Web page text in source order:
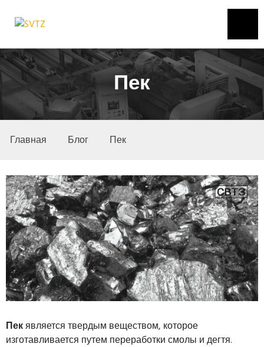
Пек
Главная Блог Пек
Пекявляется твердым веществом, которое
изготавливается путем переработки смолы и дегтя.